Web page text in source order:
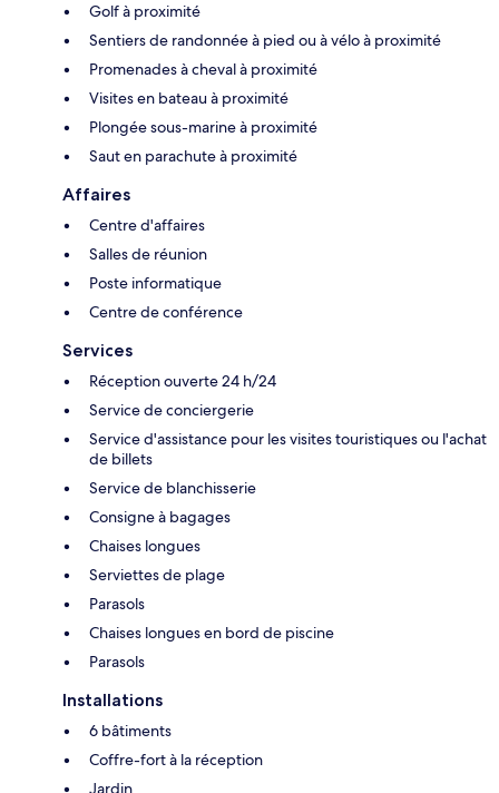
Golf à proximité
Sentiers de randonnée à pied ou à vélo à proximité
Promenades à cheval à proximité
Visites en bateau à proximité
Plongée sous-marine à proximité
Saut en parachute à proximité
Affaires
Centre d'affaires
Salles de réunion
Poste informatique
Centre de conférence
Services
Réception ouverte 24 h/24
Service de conciergerie
Service d'assistance pour les visites touristiques ou l'achat
de billets
Service de blanchisserie
Consigne à bagages
Chaises longues
Serviettes de plage
Parasols
Chaises longues en bord de piscine
Parasols
Installations
6 bâtiments
Coffre-fort à la réception
Jardin